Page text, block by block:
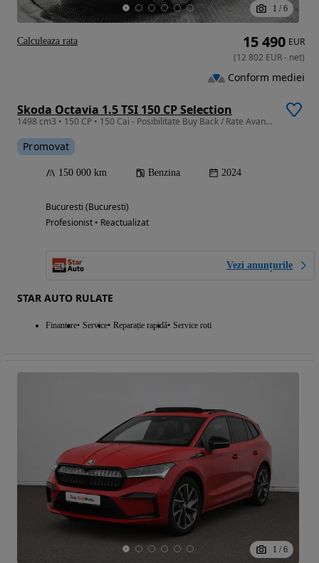
1 / 6
Skoda Octavia 1.5 TSI 150 CP Selection
1498 cm3 • 150 CP • 150 Cai - Posibilitate Buy Back / Rate Avans 0% / Garantie 36 Luni
Promovat
150 000 km Benzina 2024
Bucuresti (Bucuresti)
Profesionist • Reactualizat
Vezi anunțurile
STAR AUTO RULATE
Finantare Service Reparație rapidă Service roti
15 490 EUR
(12 802 EUR- net)
Conform mediei
Calculeaza rata
1 / 6